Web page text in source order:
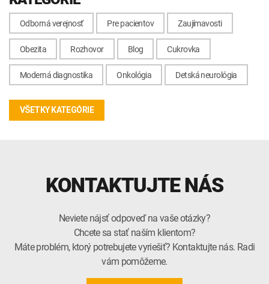
Odborná verejnosť Pre pacientov Zaujímavosti
Obezita Rozhovor Blog Cukrovka
Moderná diagnostika Onkológia Detská neurológia
VŠETKY KATEGÓRIE
KONTAKTUJTE NÁS
Neviete nájsť odpoveď na vaše otázky?
Chcete sa stať naším klientom?
Máte problém, ktorý potrebujete vyriešiť? Kontaktujte nás. Radi
vám pomôžeme.